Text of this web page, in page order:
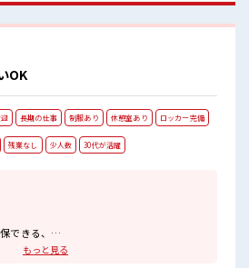
やすい？ 髪型にこだわりのあるアナタは必
職場！
OK
長期の仕事 制服あり 休憩室あり ロッカー完備
残業なし 少人数 30代が活躍
できる、
もっと見る